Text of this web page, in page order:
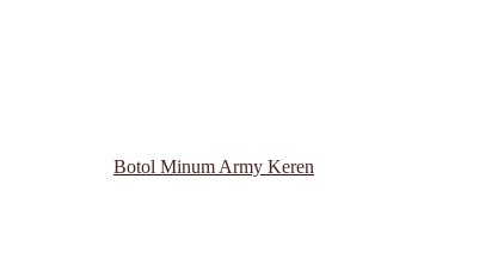
Botol Minum Army Keren